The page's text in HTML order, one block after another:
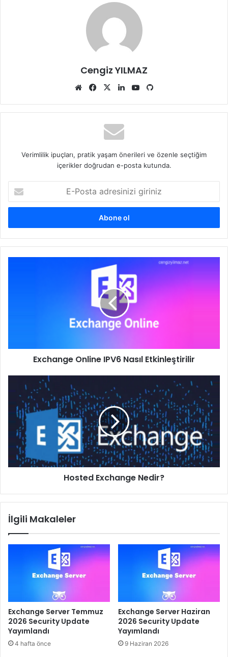
Cengiz YILMAZ
Web
Facebook
X LinkedInYouTube
Verimlilik ipuçları, pratik yaşam önerileri ve özenle seçtiğim
içerikler doğrudan e-posta kutunda.
Posta
adresinizi
Exchange Online IPV6 Nasıl Etkinleştirilir
Exchange
Nedir?
Hosted Exchange Nedir?
İlgili Makaleler
Exchange Server Temmuz
2026 Security Update
Yayımlandı
4 hafta önce
Exchange Server Haziran
2026 Security Update
Yayımlandı
9 Haziran 2026